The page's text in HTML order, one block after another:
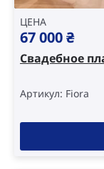
ЦЕНА
67 000₴
Свадебное
Артикул: Fiora